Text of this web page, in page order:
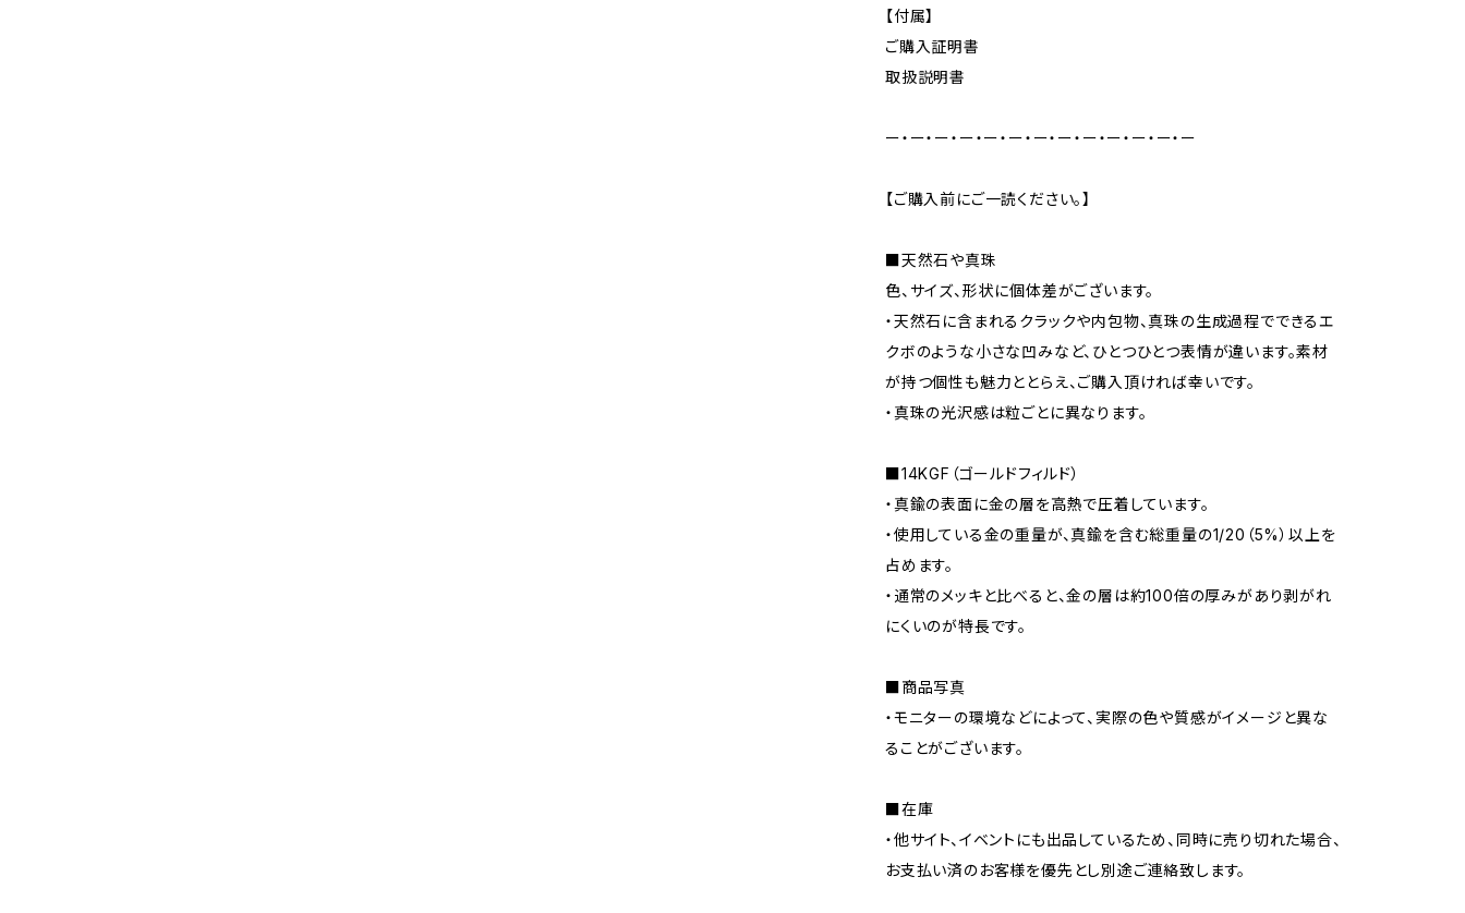
【付属】
ご購入証明書
取扱説明書
ー・ー・ー・ー・ー・ー・ー・ー・ー・ー・ー・ー・ー
【ご購入前にご一読ください。】
■天然石や真珠
色、サイズ、形状に個体差がございます。
・天然石に含まれるクラックや内包物、真珠の生成過程でできるエ
クボのような小さな凹みなど、ひとつひとつ表情が違います。素材
が持つ個性も魅力ととらえ、ご購入頂ければ幸いです。
・真珠の光沢感は粒ごとに異なります。
■14KGF（ゴールドフィルド）
・真鍮の表面に金の層を高熱で圧着しています。
・使用している金の重量が、真鍮を含む総重量の1/20（5%）以上を
占めます。
・通常のメッキと比べると、金の層は約100倍の厚みがあり剥がれ
にくいのが特長です。
■商品写真
・モニターの環境などによって、実際の色や質感がイメージと異な
ることがございます。
■在庫
・他サイト、イベントにも出品しているため、同時に売り切れた場合、
お支払い済のお客様を優先とし別途ご連絡致します。